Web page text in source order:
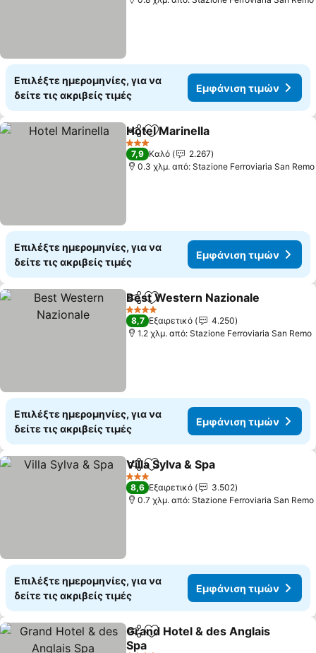
Επιλέξτε ημερομηνίες, για να
δείτε τις ακριβείς τιμές
Εμφάνιση τιμών
Κοινοποίηση
Προσθήκη στα αγαπημένα
Hotel Marinella
3 Αστέρια
7,9 Καλό
2.267
0.3 χλμ. από: Stazione Ferroviaria San Remo
Επιλέξτε ημερομηνίες, για να
δείτε τις ακριβείς τιμές
Εμφάνιση τιμών
Κοινοποίηση
Προσθήκη στα αγαπημένα
Best Western Nazionale
4 Αστέρια
8,7 Εξαιρετικό
4.250
1.2 χλμ. από: Stazione Ferroviaria San Remo
Επιλέξτε ημερομηνίες, για να
δείτε τις ακριβείς τιμές
Εμφάνιση τιμών
Κοινοποίηση
Προσθήκη στα αγαπημένα
Villa Sylva & Spa
3 Αστέρια
8,6 Εξαιρετικό
3.502
0.7 χλμ. από: Stazione Ferroviaria San Remo
Επιλέξτε ημερομηνίες, για να
δείτε τις ακριβείς τιμές
Εμφάνιση τιμών
Κοινοποίηση
Προσθήκη στα αγαπημένα
Grand Hotel & des Anglais
Spa